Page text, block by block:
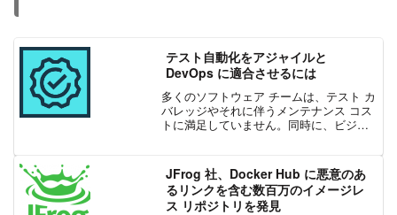
テスト自動化をアジャイルと
DevOps に適合させるには
多くのソフトウェア チームは、テスト カ
バレッジやそれに伴うメンテナンス コス
トに満足していません。同時に、ビジネ
時間を正当化することは困難です。しか
し、テスト自動化...
JFrog 社、Docker Hub に悪意のあ
るリンクを含む数百万のイメージレ
ス リポジトリを発見